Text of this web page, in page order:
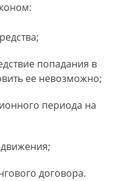
попадания в
ее невозможно;
периода на
договора.